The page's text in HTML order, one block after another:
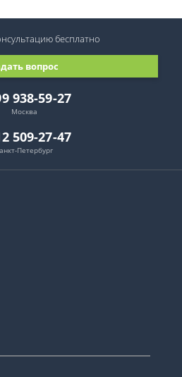
938-59-27
Москва
509-27-47
Петербург
вопрос
бесплатно